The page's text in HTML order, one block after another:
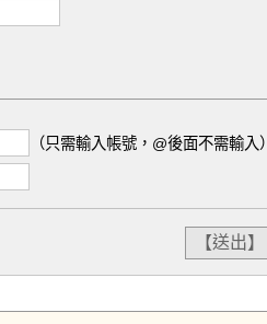
（只需輸入帳號，@後面不需輸入）